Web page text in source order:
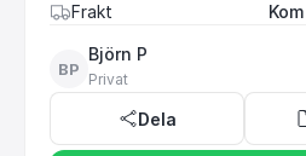
Frakt
BP
Björn P
Privat
Dela